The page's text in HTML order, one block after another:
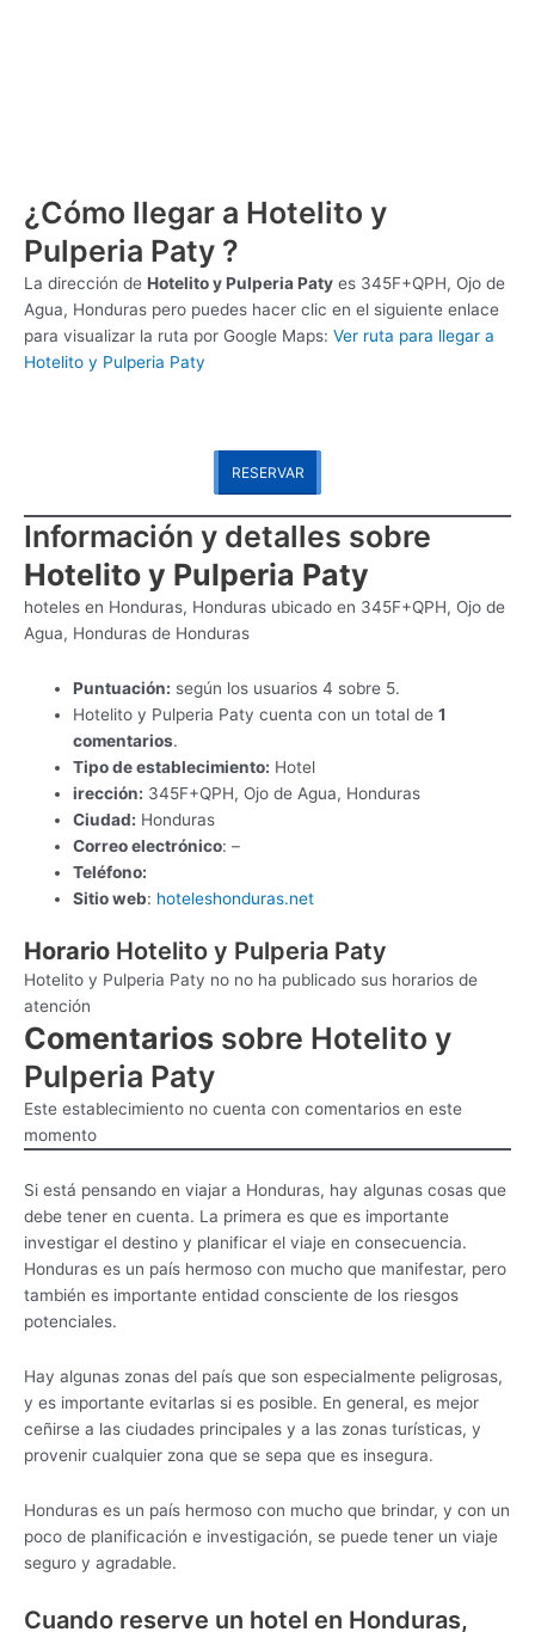
¿Cómo llegar a Hotelito y
Pulperia Paty ?
La dirección de Hotelito y Pulperia Paty es 345F+QPH, Ojo de
Agua, Honduras pero puedes hacer clic en el siguiente enlace
para visualizar la ruta por Google Maps: Ver ruta para llegar a
Hotelito y Pulperia Paty
RESERVAR
Información y detalles sobre
Hotelito y Pulperia Paty
hoteles en Honduras, Honduras ubicado en 345F+QPH, Ojo de
Agua, Honduras de Honduras
Puntuación: según los usuarios 4 sobre 5.
Hotelito y Pulperia Paty cuenta con un total de1
comentarios.
Tipo de establecimiento: Hotel
irección: 345F+QPH, Ojo de Agua, Honduras
Ciudad: Honduras
Correo electrónico: –
Teléfono:
Sitio web: hoteleshonduras.net
Horario Hotelito y Pulperia Paty
Hotelito y Pulperia Paty no no ha publicado sus horarios de
atención
Comentarios sobre Hotelito y
Pulperia Paty
Este establecimiento no cuenta con comentarios en este
momento
Si está pensando en viajar a Honduras, hay algunas cosas que
debe tener en cuenta. La primera es que es importante
investigar el destino y planificar el viaje en consecuencia.
Honduras es un país hermoso con mucho que manifestar, pero
también es importante entidad consciente de los riesgos
potenciales.
Hay algunas zonas del país que son especialmente peligrosas,
y es importante evitarlas si es posible. En general, es mejor
ceñirse a las ciudades principales y a las zonas turísticas, y
provenir cualquier zona que se sepa que es insegura.
Honduras es un país hermoso con mucho que brindar, y con un
poco de planificación e investigación, se puede tener un viaje
seguro y agradable.
Cuando reserve un hotel en Honduras,